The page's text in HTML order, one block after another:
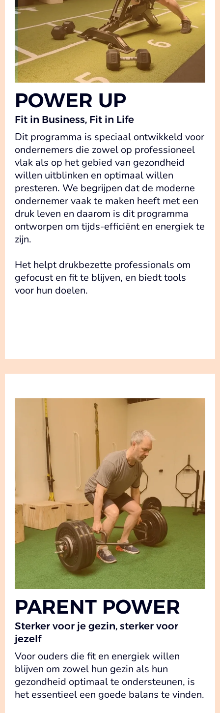
POWER UP
Fit in Business, Fit in Life
Dit programma is speciaal ontwikkeld voor
ondernemers die zowel op professioneel
vlak als op het gebied van gezondheid
willen uitblinken en optimaal willen
presteren. We begrijpen dat de moderne
ondernemer vaak te maken heeft met een
druk leven en daarom is dit programma
ontworpen om tijds-efficiënt en energiek te
zijn.
Het helpt drukbezette professionals om
gefocust en fit te blijven, en biedt tools
voor hun doelen.
PARENT POWER
Sterker voor je gezin, sterker voor
jezelf
Voor ouders die fit en energiek willen
blijven om zowel hun gezin als hun
gezondheid optimaal te ondersteunen, is
het essentieel een goede balans te vinden.